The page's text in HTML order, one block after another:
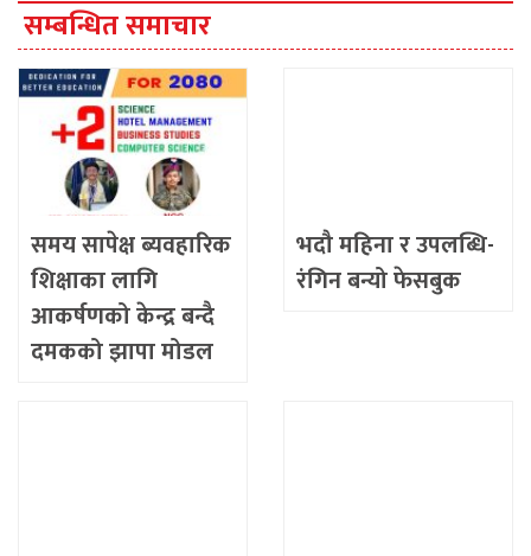
सम्बन्धित समाचार
समय सापेक्ष ब्यवहारिक
शिक्षाका लागि
आकर्षणको केन्द्र बन्दै
दमकको झापा मोडल
भदौ महिना र उपलब्धि-
रंगिन बन्यो फेसबुक